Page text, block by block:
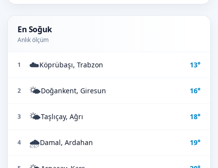
En Soğuk
Anlık ölçüm
1 ☁️Köprübaşı, Trabzon 13°
2 🌤️Doğankent, Giresun 16°
3 🌤️Taşlıçay, Ağrı 18°
4 🌧️Damal, Ardahan 19°